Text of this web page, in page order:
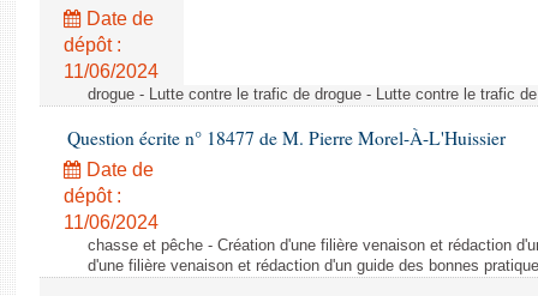
Date de
dépôt :
11/06/2024
drogue - Lutte contre le trafic de drogue - Lutte contre le trafic
Question écrite n° 18477 de M. Pierre Morel-À-L'Huissier
Date de
dépôt :
11/06/2024
chasse et pêche - Création d'une filière venaison et rédaction
d'une filière venaison et rédaction d'un guide des bonnes